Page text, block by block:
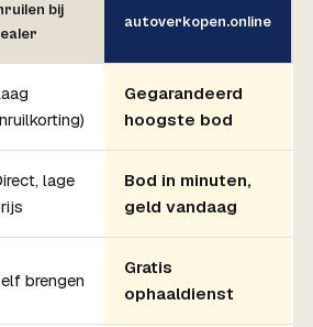
bij
autoverkopen.online
Gegarandeerd
hoogste bod
lage
Bod in minuten,
geld vandaag
brengen
Gratis
ophaaldienst